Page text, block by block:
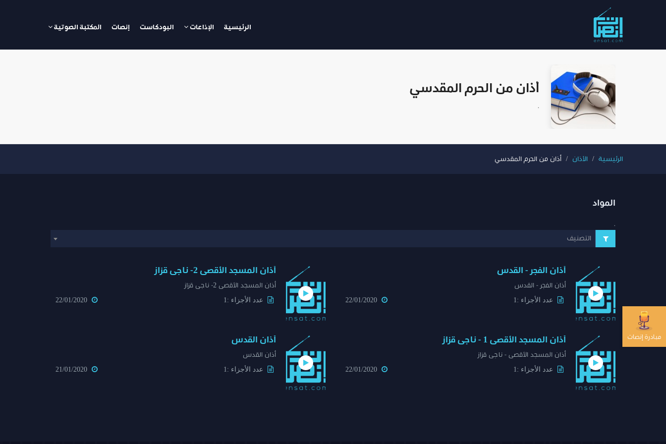
الرئيسية الإذاعات البودكاست إنصات المكتبة الصوتية
أذان من الحرم المقدسي
.
الرئيسية الأذان أذان من الحرم المقدسي
المواد
.
التصنيف
أذان الفجر - القدس
أذان الفجر - القدس
عدد الأجزاء :1
أذان المسجد الأقصى 2- ناجى قزاز
أذان المسجد الأقصى 2- ناجى قزاز
عدد الأجزاء :1
أذان المسجد الأقصى 1 - ناجى قزاز
أذان المسجد الأقصى - ناجى قزاز
عدد الأجزاء :1
أذان القدس
أذان القدس
عدد الأجزاء :1
مبادرة إنصات